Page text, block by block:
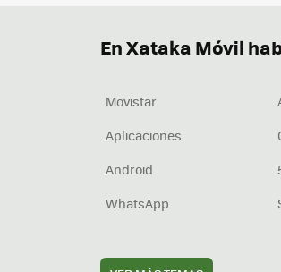
En Xataka Móvil
Movistar
Aplicaciones
Android
WhatsApp